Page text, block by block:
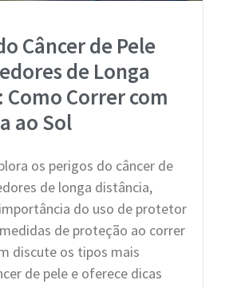
Câncer de Pele
de Longa
Como Correr com
ao Sol
os perigos do câncer de
de longa distância,
do uso de protetor
de proteção ao correr
discute os tipos mais
de pele e oferece dicas